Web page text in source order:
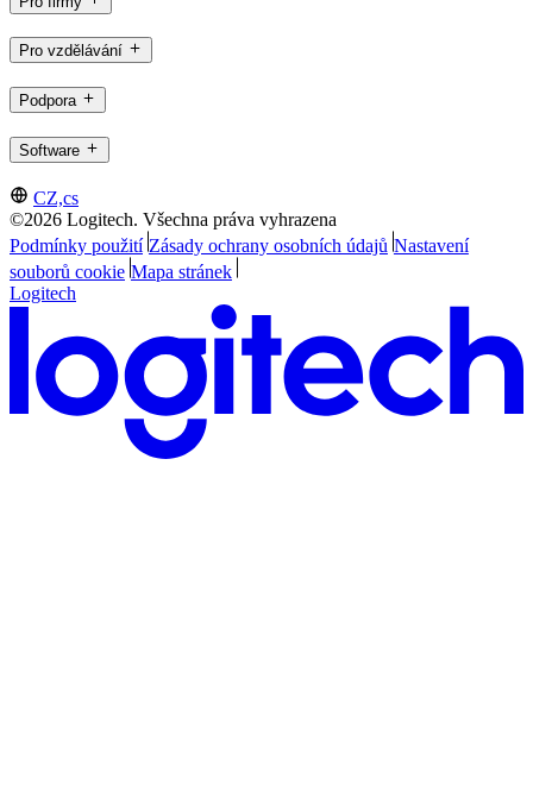
Pro vzdělávání
Podpora
Software
CZ,cs
©2026 Logitech. Všechna práva vyhrazena
Podmínky použití Zásady ochrany osobních údajů Nastavení
souborů cookie Mapa stránek
Logitech